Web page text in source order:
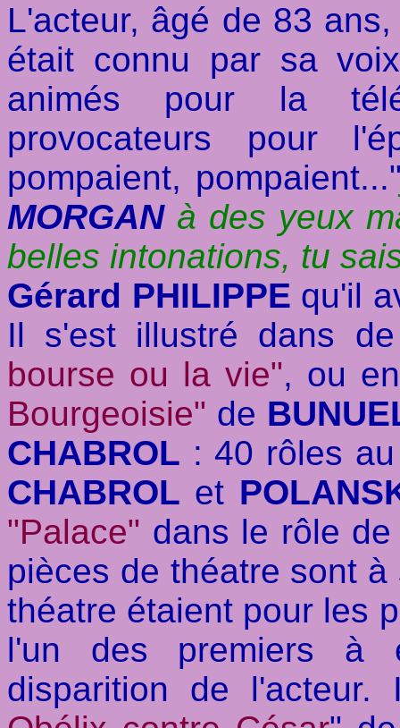
L'acteur, âgé de 83
était connu par sa
animés pour la
provocateurs pour
pompaient,
MORGANà des yeux
belles intonations, tu
Gérard PHILIPPE qu'il
Il s'est illustré dans
bourse ou la vie", ou
Bourgeoisie" de
CHABROL : 40 rôles
CHABROL et
"Palace" dans le rôle
pièces de théatre sont
théatre étaient pour les
l'un des premiers à
disparition de